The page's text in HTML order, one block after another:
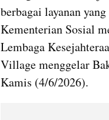
berbagai layanan
Kementerian Sosial
Lembaga
Village menggelar
Kamis (4/6/2026).